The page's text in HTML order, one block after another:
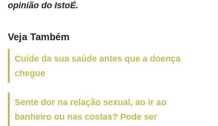
opinião do IstoÉ.
Veja Também
Cuide da sua saúde antes que a doença
chegue
Sente dor na relação sexual, ao ir ao
banheiro ou nas costas? Pode ser